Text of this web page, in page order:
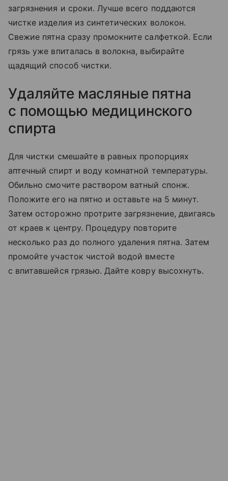
загрязнения и сроки. Лучше всего поддаются
чистке изделия из синтетических волокон.
Свежие пятна сразу промокните салфеткой. Если
грязь уже впиталась в волокна, выбирайте
щадящий способ чистки.
Удаляйте масляные пятна
с помощью медицинского
спирта
Для чистки смешайте в равных пропорциях
аптечный спирт и воду комнатной температуры.
Обильно смочите раствором ватный спонж.
Положите его на пятно и оставьте на 5 минут.
Затем осторожно протрите загрязнение, двигаясь
от краев к центру. Процедуру повторите
несколько раз до полного удаления пятна. Затем
промойте участок чистой водой вместе
с впитавшейся грязью. Дайте ковру высохнуть.